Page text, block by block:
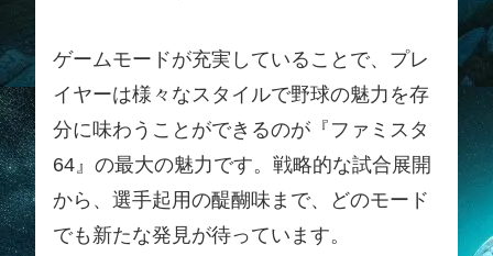
ゲームモードが充実していることで、プレ
イヤーは様々なスタイルで野球の魅力を存
分に味わうことができるのが『ファミスタ
64』の最大の魅力です。戦略的な試合展開
から、選手起用の醍醐味まで、どのモード
でも新たな発見が待っています。